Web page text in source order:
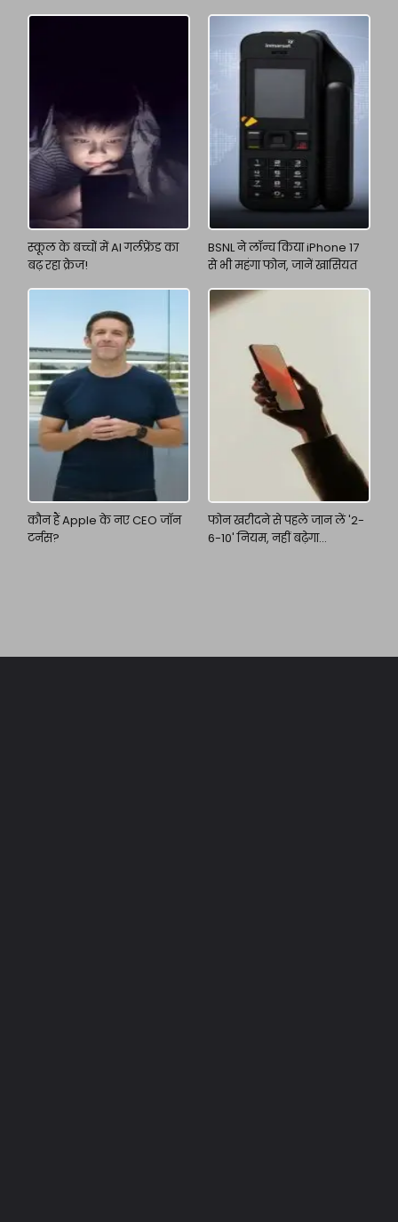
स्कूल के बच्चों में AI गर्लफ्रेंड का
बढ़ रहा क्रेज!
BSNL ने लॉन्च किया iPhone 17
से भी महंगा फोन, जानें खासियत
कौन हैं Apple के नए CEO जॉन
टर्नस?
फोन खरीदने से पहले जान लें '2-
6-10' नियम, नहीं बढ़ेगा